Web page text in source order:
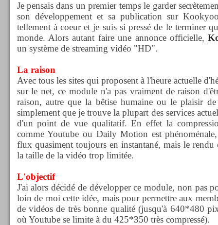
Je pensais dans un premier temps le garder
son développement et sa publication sur
tellement à coeur et je suis si pressé de le terminer
monde. Alors autant faire une annonce officielle,
un système de streaming vidéo "HD".
La raison
Avec tous les sites qui proposent à l'heure actuelle
sur le net, ce module n'a pas vraiment de raison
raison, autre que la bêtise humaine ou le plaisir
simplement que je trouve la plupart des services
d'un point de vue qualitatif. En effet la
comme Youtube ou Daily Motion est
flux quasiment toujours en instantané, mais le rendu
la taille de la vidéo trop limitée.
L'objectif
J'ai alors décidé de développer ce module, non pas
loin de moi cette idée, mais pour permettre aux
de vidéos de très bonne qualité (jusqu'à 640*480
où Youtube se limite à du 425*350 très compressé).